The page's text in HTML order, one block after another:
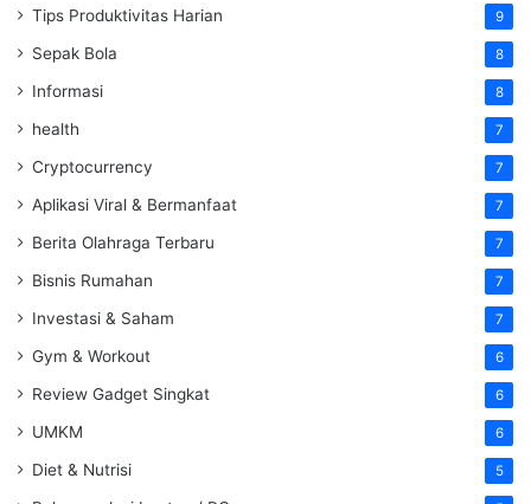
Tips Produktivitas Harian 9
Sepak Bola 8
Informasi 8
health 7
Cryptocurrency 7
Aplikasi Viral & Bermanfaat 7
Berita Olahraga Terbaru 7
Bisnis Rumahan 7
Investasi & Saham 7
Gym & Workout 6
Review Gadget Singkat 6
UMKM 6
Diet & Nutrisi 5